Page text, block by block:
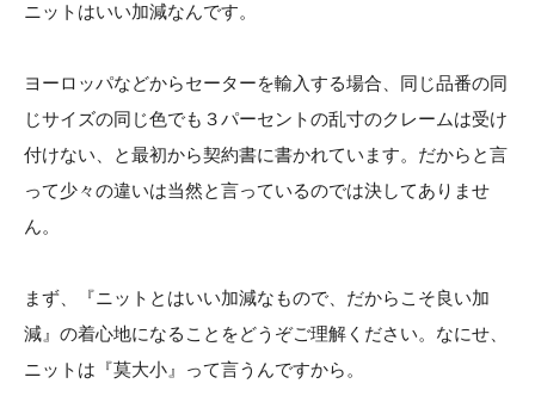
ニットはいい加減なんです。
ヨーロッパなどからセーターを輸入する場合、同じ品番の同
じサイズの同じ色でも３パーセントの乱寸のクレームは受け
付けない、と最初から契約書に書かれています。だからと言
って少々の違いは当然と言っているのでは決してありませ
ん。
まず、『ニットとはいい加減なもので、だからこそ良い加
減』の着心地になることをどうぞご理解ください。なにせ、
ニットは『莫大小』って言うんですから。